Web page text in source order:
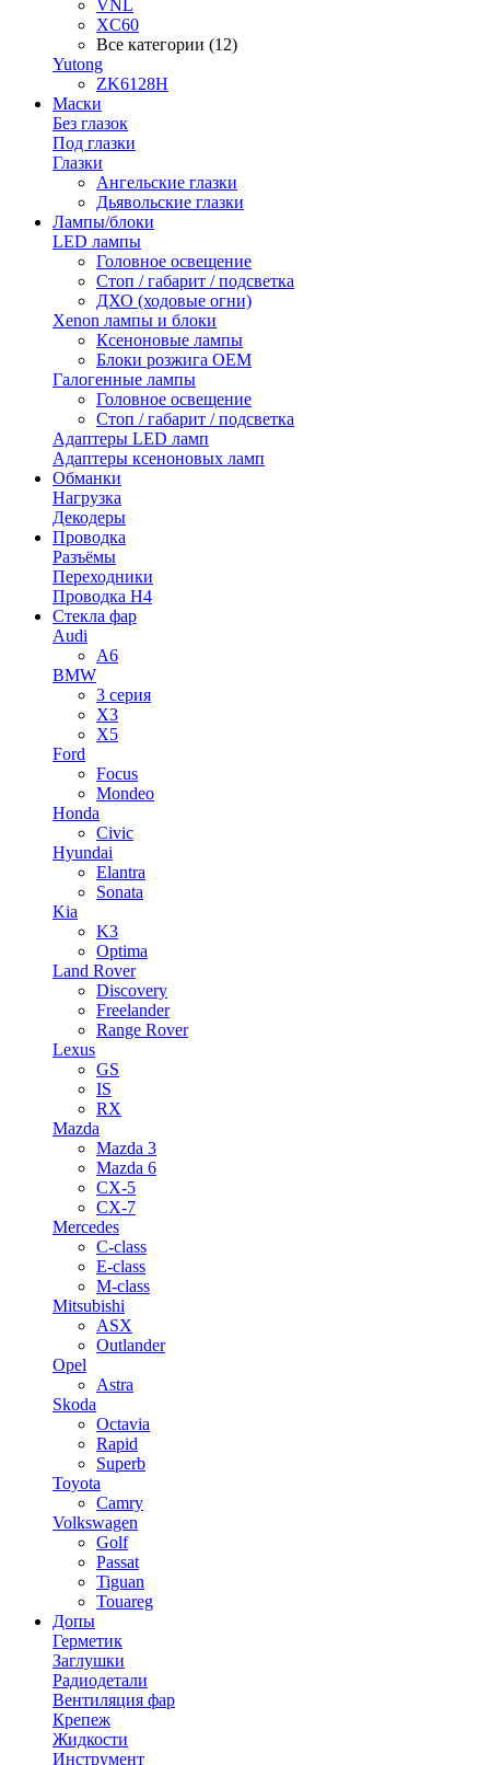
VNL
XC60
Все категории (12)
Yutong
ZK6128H
Маски
Без глазок
Под глазки
Глазки
Ангельские глазки
Дьявольские глазки
Лампы/блоки
LED лампы
Головное освещение
Стоп / габарит / подсветка
ДХО (ходовые огни)
Xenon лампы и блоки
Ксеноновые лампы
Блоки розжига OEM
Галогенные лампы
Головное освещение
Стоп / габарит / подсветка
Адаптеры LED ламп
Адаптеры ксеноновых ламп
Обманки
Нагрузка
Декодеры
Проводка
Разъёмы
Переходники
Проводка H4
Стекла фар
Audi
A6
BMW
3 серия
X3
X5
Ford
Focus
Mondeo
Honda
Civic
Hyundai
Elantra
Sonata
Kia
K3
Optima
Land Rover
Discovery
Freelander
Range Rover
Lexus
GS
IS
RX
Mazda
Mazda 3
Mazda 6
CX-5
CX-7
Mercedes
C-class
E-class
M-class
Mitsubishi
ASX
Outlander
Opel
Astra
Skoda
Octavia
Rapid
Superb
Toyota
Camry
Volkswagen
Golf
Passat
Tiguan
Touareg
Допы
Герметик
Заглушки
Радиодетали
Вентиляция фар
Крепеж
Жидкости
Инструмент